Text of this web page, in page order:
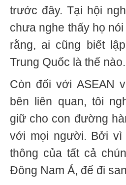
trước đây. Tại hội
chưa nghe thấy họ
rằng, ai cũng biết
Trung Quốc là thế nào.
Còn đối với ASEAN
bên liên quan, tôi
giữ cho con đường
với mọi người. Bởi vì
thông của tất cả
Đông Nam Á, để đi